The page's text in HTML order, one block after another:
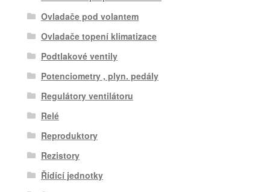
Ovladače pod volantem
Ovladače topení klimatizace
Podtlakové ventily
Potenciometry , plyn. pedály
Regulátory ventilátoru
Relé
Reproduktory
Rezistory
Řídící jednotky